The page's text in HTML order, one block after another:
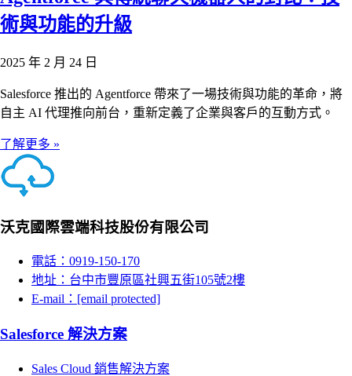
術與功能的升級
2025 年 2 月 24 日
Salesforce 推出的 Agentforce 帶來了一場技術與功能的革命，將
自主 AI 代理推向前台，重新定義了企業與客戶的互動方式。
了解更多 »
沃克國際雲端科技股份有限公司
電話：0919-150-170
地址：台中市豐原區社興五街105號2樓
E-mail： [email protected]
Salesforce 解決方案
Sales Cloud 銷售解決方案